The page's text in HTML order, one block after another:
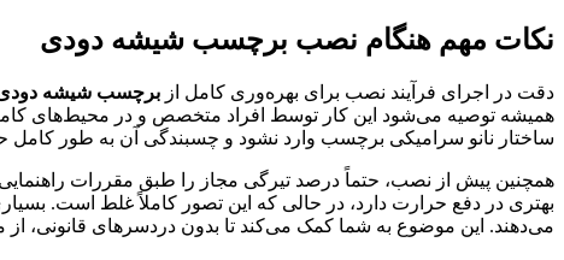
نکات مهم هنگام نصب برچسب شیشه دودی
دقت در اجرای فرآیند نصب برای بهره‌وری کامل از برچسب شیشه دودی
همیشه توصیه می‌شود این کار توسط افراد متخصص و در محیط‌های
ساختار نانو سرامیکی برچسب وارد نشود و چسبندگی آن به طور کامل
همچنین پیش از نصب، حتماً درصد تیرگی مجاز را طبق مقررات
می‌دهند. این موضوع به شما کمک می‌کند تا بدون دردسرهای قانونی، از